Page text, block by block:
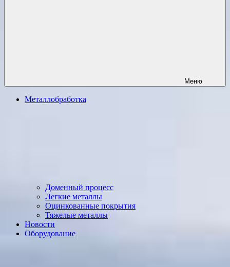
Меню
Металлобработка
Доменный процесс
Легкие металлы
Оцинкованные покрытия
Тяжелые металлы
Новости
Оборудование